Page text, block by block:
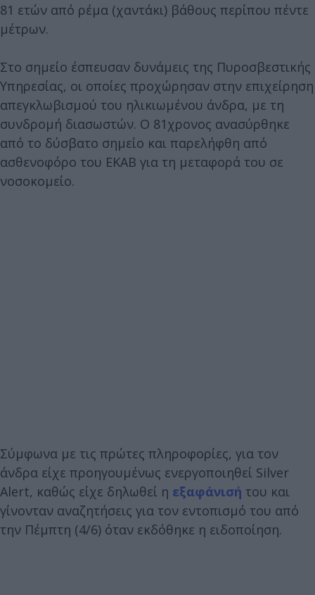
81 ετών από ρέμα (χαντάκι) βάθους περίπου πέντε
μέτρων.
Στο σημείο έσπευσαν δυνάμεις της Πυροσβεστικής
Υπηρεσίας, οι οποίες προχώρησαν στην επιχείρηση
απεγκλωβισμού του ηλικιωμένου άνδρα, με τη
συνδρομή διασωστών. Ο 81χρονος ανασύρθηκε
από το δύσβατο σημείο και παρελήφθη από
ασθενοφόρο του ΕΚΑΒ για τη μεταφορά του σε
νοσοκομείο.
Σύμφωνα με τις πρώτες πληροφορίες, για τον
άνδρα είχε προηγουμένως ενεργοποιηθεί Silver
Alert, καθώς είχε δηλωθεί η εξαφάνισή του και
γίνονταν αναζητήσεις για τον εντοπισμό του από
την Πέμπτη (4/6) όταν εκδόθηκε η ειδοποίηση.